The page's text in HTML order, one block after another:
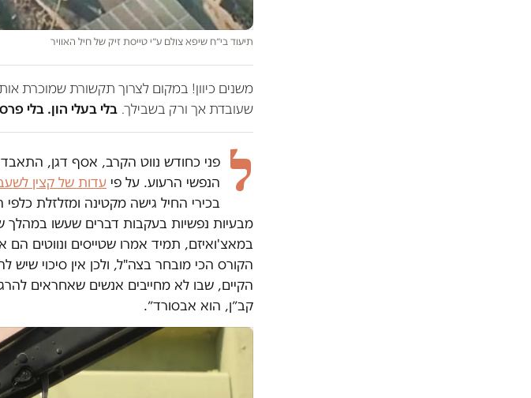
תיעוד בי״ח שיפא צולם ע״י טייסת זיק של חיל האוויר
משנים כיוון! במקום לצרוך תקשורת שמוכרת
שעובדת אך ורק בשבילך. בלי בעלי הון. בלי
ל פני כחודש נווט הקרב, אסף דגן,
הנפשי הרעוע. על פי עדות של קצין
בכירי החיל גישה מקטינה ומזלזלת כלפי
מבעיות נפשיות בעקבות דברים שעשו במהלך
במאצ'ואיזם, תמיד אמרו שטייסים ונווטים
הקורס הכי מובחר בצה"ל, ולכן אין סיכוי
הקיים, שבו לא מחייבים אנשים שאחראים
קב״ן, הוא אבסורד״.